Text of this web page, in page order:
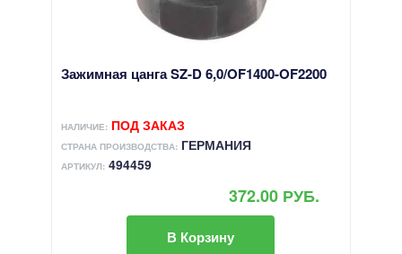
Зажимная цанга SZ-D 6,0/OF1400-OF2200
НАЛИЧИЕ: ПОД ЗАКАЗ
СТРАНА ПРОИЗВОДСТВА:ГЕРМАНИЯ
АРТИКУЛ:494459
372.00 РУБ.
В Корзину